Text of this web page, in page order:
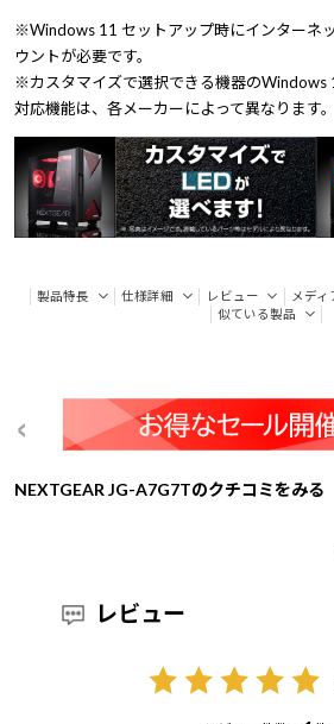
※Windows 11 セットアップ時にインターネ
ウントが必要です。
※カスタマイズで選択できる機器のWindows
対応機能は、各メーカーによって異なります。
製品特長 仕様詳細 レビュー メディ
似ている製品
NEXTGEAR JG-A7G7Tのクチコミをみる
レビュー